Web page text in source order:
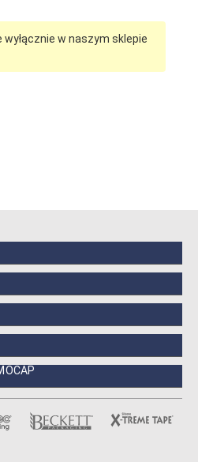
w naszym sklepie